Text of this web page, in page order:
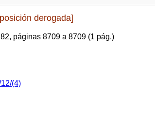
derogada]
páginas 8709 a 8709 (1 pág.)
(4)